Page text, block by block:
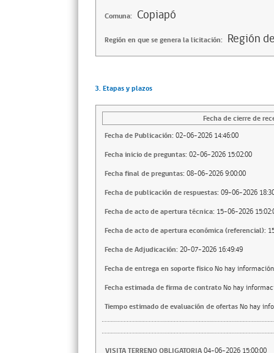
Comuna: Copiapó
Región en que se genera la licitación: Región
3. Etapas y plazos
Fecha de cierre de
Fecha de Publicación: 02-06-2026 14:46:00
Fecha inicio de preguntas: 02-06-2026 15:02:00
Fecha final de preguntas: 08-06-2026 9:00:00
Fecha de publicación de respuestas: 09-06-2026
Fecha de acto de apertura técnica: 15-06-2026
Fecha de acto de apertura económica (referencial):
Fecha de Adjudicación: 20-07-2026 16:49:49
Fecha de entrega en soporte fisicoNo hay información
Fecha estimada de firma de contratoNo hay
Tiempo estimado de evaluación de ofertasNo hay
VISITA TERRENO OBLIGATORIA04-06-2026 15:00:00